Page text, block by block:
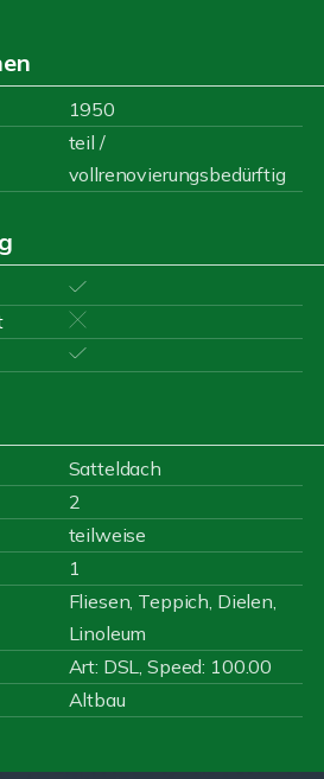
1950
teil /
vollrenovierungsbedürftig
Satteldach
2
teilweise
1
Fliesen, Teppich, Dielen,
Linoleum
Art: DSL, Speed: 100.00
Altbau